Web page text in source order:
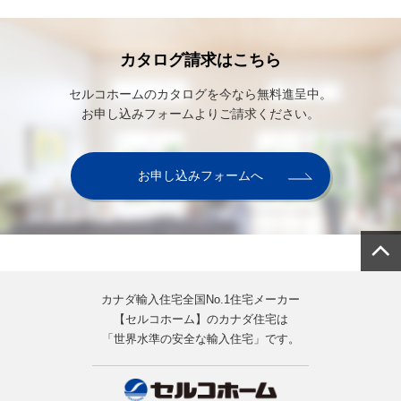
カタログ請求はこちら
セルコホームのカタログを今なら無料進呈中。
お申し込みフォームよりご請求ください。
お申し込みフォームへ
カナダ輸入住宅全国No.1住宅メーカー
【セルコホーム】のカナダ住宅は
「世界水準の安全な輸入住宅」です。